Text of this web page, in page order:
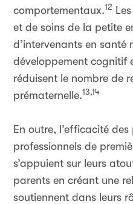
comportementaux.12
et de soins de la petite
d’intervenants en santé
développement cognitif
réduisent le nombre de
prématernelle.13,14
En outre, l’efficacité
professionnels de
s’appuient sur leurs
parents en créant une
soutiennent dans leurs